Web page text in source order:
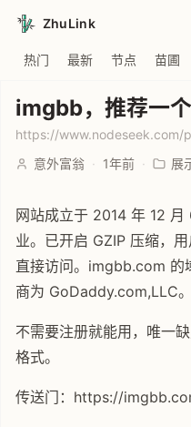
ZhuLink
热门 最新 节点 苗圃
imgbb，推荐一
https://www.nodeseek.com/
意外富翁 · 1年前 · 展
网站成立于 2014 年 12
业。已开启 GZIP 压缩，
直接访问。imgbb.com 的
商为 GoDaddy.com,LLC。
不需要注册就能用，唯一
格式。
传送门：https://